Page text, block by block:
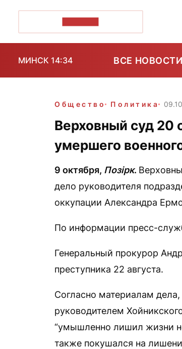
МИНСК 14:34 ВСЕ НОВОСТИ
Общество Политика
Верховный суд 20
умершего
9 октября, Позірк.
дело руководителя
оккупации Александра
По информации пресс-
Генеральный прокурор
преступника 22 августа.
Согласно материалам
руководителем
“умышленно лишил жизни
также покушался на